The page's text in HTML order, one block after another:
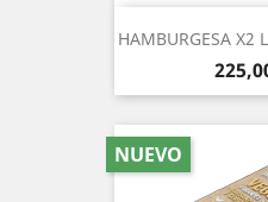
HAMBURGESA X2
NUEVO